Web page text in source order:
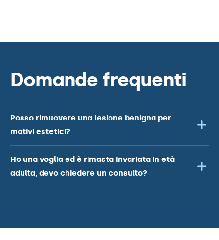
Domande frequenti
Posso rimuovere una lesione benigna per
motivi estetici?
Ho una voglia ed è rimasta invariata in età
adulta, devo chiedere un consulto?